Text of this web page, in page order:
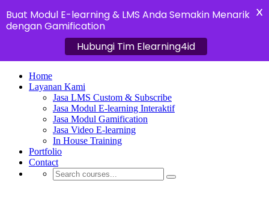
Home
Layanan Kami
Jasa LMS Custom & Subscribe
Jasa Modul E-learning Interaktif
Jasa Modul Gamification
Jasa Video E-learning
In House Training
Portfolio
Contact
Buat Modul E-learning & LMS Anda Semakin Menarik
dengan Gamification
Hubungi Tim Elearning4id
X